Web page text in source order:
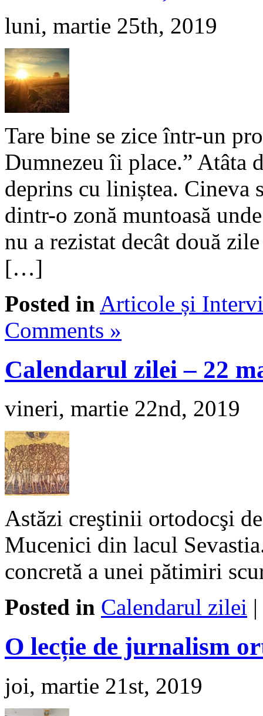
luni, martie 25th, 2019
Tare bine se zice într-un
Dumnezeu îi place.” Atâta
deprins cu liniștea. Cineva
dintr-o zonă muntoasă
nu a rezistat decât două
[…]
Posted in Articole și
Comments »
Calendarul zilei – 22
vineri, martie 22nd, 2019
Astăzi creştinii ortodocşi
Mucenici din lacul
concretă a unei pătimiri
Posted in Calendarul zilei |
O lecție de jurnalism
joi, martie 21st, 2019